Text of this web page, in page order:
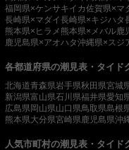
福岡県×ケンサキイカ佐賀県×マ
長崎県×マダイ長崎県×キジハタ
熊本県×ヒラメ 熊本県×メバル鹿
鹿児島県×アオハタ沖縄県×スジ
各都道府県の潮見表・タイド
北海道青森県岩手県秋田県宮城
新潟県富山県石川県福井県愛知
広島県岡山県山口県鳥取県島根
熊本県大分県宮崎県 鹿児島県沖
人気市町村の潮見表・タイド